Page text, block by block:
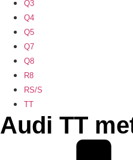
Q3
Q4
Q5
Q7
Q8
R8
RS/S
TT
Audi TT